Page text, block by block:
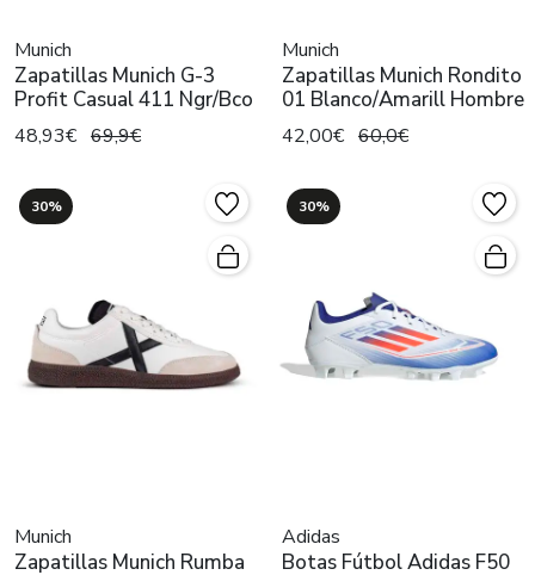
Munich
Zapatillas Munich G-3
Profit Casual 411 Ngr/Bco
48,93€ 69,9€
Munich
Zapatillas Munich Rondito
01 Blanco/Amarill Hombre
42,00€ 60,0€
30%
Munich
Zapatillas Munich Rumba
30%
Adidas
Botas Fútbol Adidas F50